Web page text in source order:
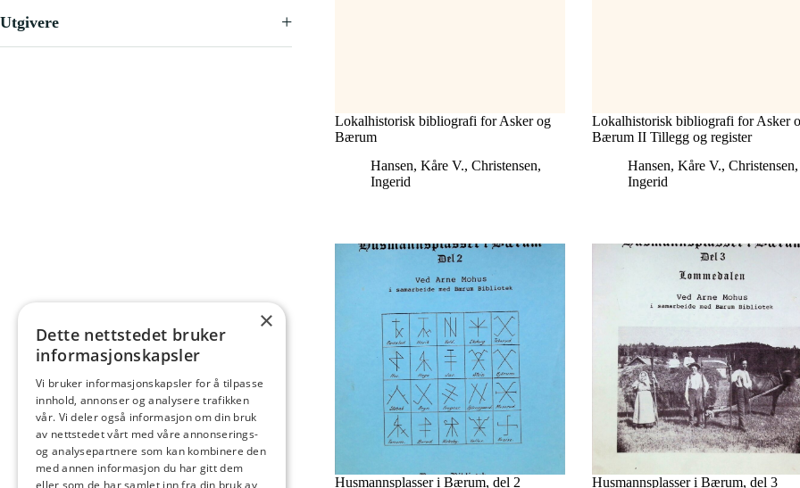
Lokalhistorisk bibliografi for Asker og
Bærum
Hansen, Kåre V., Christensen,
Ingerid
Lokalhistorisk bibliografi for Asker
Bærum II Tillegg og register
Hansen, Kåre V.,Christensen,
Ingerid
Husmannsplasser i Bærum, del 2 Husmannsplasser i Bærum, del 3
Utgivere +
×
Dette nettstedet bruker
informasjonskapsler
Vi bruker informasjonskapsler for å tilpasse
innhold, annonser og analysere trafikken
vår. Vi deler også informasjon om din bruk
av nettstedet vårt med våre annonserings-
og analysepartnere som kan kombinere den
med annen informasjon du har gitt dem
eller som de har samlet inn fra din bruk av